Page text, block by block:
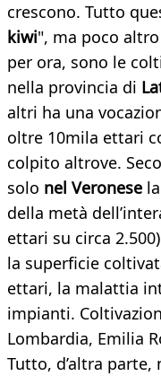
crescono. Tutto
kiwi", ma poco
per ora, sono le
nella provincia di
altri ha una
oltre 10mila ettari
colpito altrove.
solo nel Veronese
della metà
ettari su circa
la superficie
ettari, la malattia
impianti.
Lombardia, Emilia
Tutto, d’altra parte,